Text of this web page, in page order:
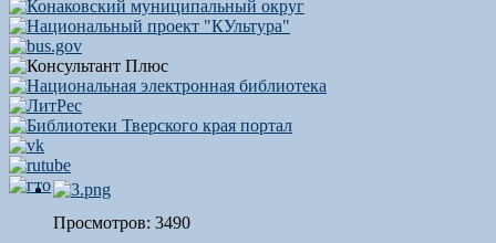
Просмотров: 3490